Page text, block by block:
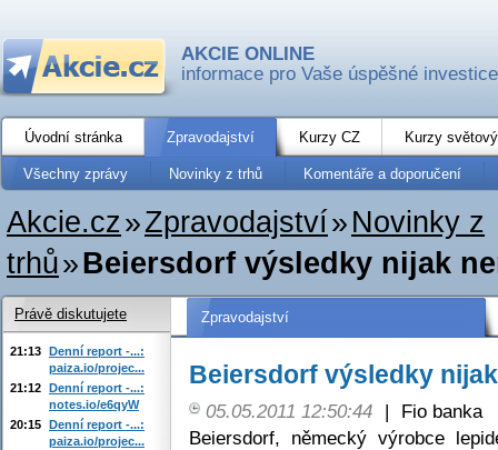
AKCIE ONLINE
informace pro Vaše úspěšné investice
Úvodní stránka Zpravodajství Kurzy CZ Kurzy
Všechny zprávy Novinky z trhů Komentáře a doporučení
Akcie.cz»Zpravodajství» Novinky z
trhů»Beiersdorf výsledky nijak
Zpravodajství
Beiersdorf výsledky
05.05.2011 12:50:44 |
Fio banka
Beiersdorf, německý výrobce
Právě diskutujete
21:13 Denní report -...:
paiza.io/projec...
21:12 Denní report -...:
notes.io/e6qyW
20:15 Denní report -...:
paiza.io/projec...